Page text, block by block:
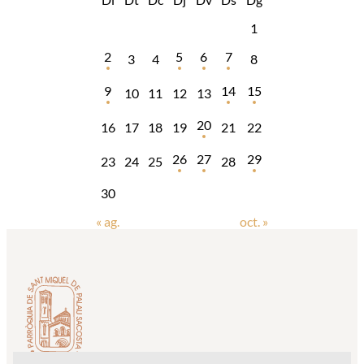
1
2
3 4 5 6 7 8
9 10 11 12 13 14 15
16 17 18 19 20 21 22
23 24 25 26 27 28 29
30
« ag.
oct. »